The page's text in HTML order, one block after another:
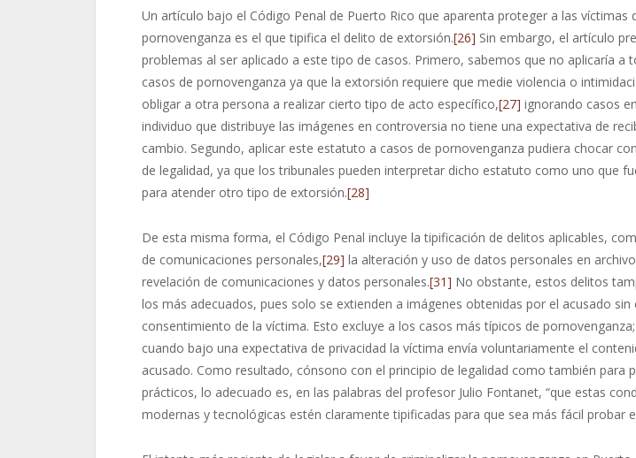
Un artículo bajo el Código Penal de Puerto Rico que aparenta proteger a las víctimas
pornovenganza es el que tipifica el delito de extorsión.[26] Sin embargo, el artículo
problemas al ser aplicado a este tipo de casos. Primero, sabemos que no aplicaría a
casos de pornovenganza ya que la extorsión requiere que medie violencia o
obligar a otra persona a realizar cierto tipo de acto específico,[27] ignorando casos
individuo que distribuye las imágenes en controversia no tiene una expectativa de
cambio. Segundo, aplicar este estatuto a casos de pornovenganza pudiera chocar
de legalidad, ya que los tribunales pueden interpretar dicho estatuto como uno que
para atender otro tipo de extorsión.[28]
De esta misma forma, el Código Penal incluye la tipificación de delitos aplicables,
de comunicaciones personales,[29] la alteración y uso de datos personales en
revelación de comunicaciones y datos personales.[31] No obstante, estos delitos
los más adecuados, pues solo se extienden a imágenes obtenidas por el acusado sin
consentimiento de la víctima. Esto excluye a los casos más típicos de
cuando bajo una expectativa de privacidad la víctima envía voluntariamente el
acusado. Como resultado, cónsono con el principio de legalidad como también para
prácticos, lo adecuado es, en las palabras del profesor Julio Fontanet, “que estas
modernas y tecnológicas estén claramente tipificadas para que sea más fácil probar